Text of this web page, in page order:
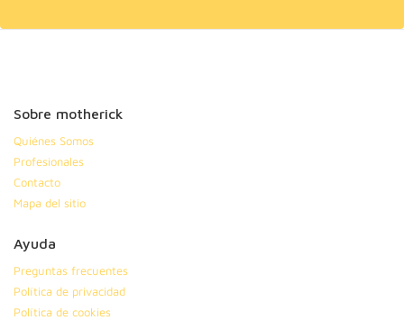
Sobre motherick
Quiénes Somos
Profesionales
Contacto
Mapa del sitio
Ayuda
Preguntas frecuentes
Política de privacidad
Política de cookies